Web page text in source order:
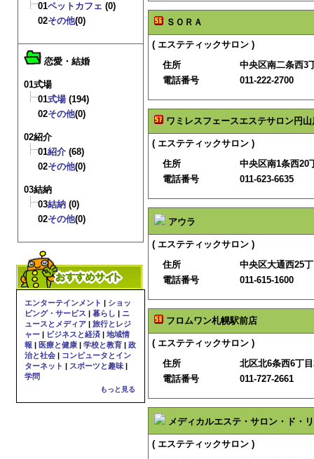
01ペットカフェ (0)
02その他(0)
恋愛・結婚
01式場
01式場(194)
02その他(0)
02紹介
01紹介 (68)
02その他(0)
03結納
03結納 (0)
02その他(0)
エンターテインメント | ショッ
ピング・サービス | 暮らし | ニ
ュースとメディア | 旅行とレジ
ャー | ビジネスと経済 | 地域情
報 | 医療と健康 | 学校と教育 | 政
治と社会 | コンピュータとイン
ターネット | スポーツと趣味 |
学問
もっと見る
ＳＯＲＡ
( エステティックサロン )
住所
中央区南二条西3
電話番号
011-222-2700
ワミレスフェースエステサロン円山
( エステティックサロン )
住所
中央区南1条西20
電話番号
011-623-6635
アウラ
( エステティックサロン )
住所
中央区大通西25
電話番号
011-615-1600
フロムワン札幌駅前店
( エステティックサロン )
住所
北区北6条西6丁
電話番号
011-727-2661
メディカルエステ・サロン・ド・
( エステティックサロン )